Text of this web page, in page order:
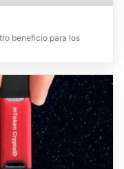
beneficio para los